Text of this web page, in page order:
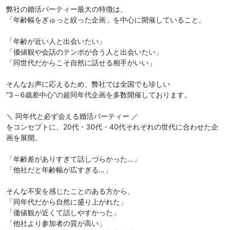
弊社の婚活パーティー最大の特徴は、
「年齢幅をぎゅっと絞った企画」を中心に開催していること。
「年齢が近い人と出会いたい」
「価値観や会話のテンポが合う人と出会いたい」
「同世代だからこそ自然に話せる相手がいい」
そんなお声に応えるため、弊社では全国でも珍しい
“3～6歳差中心”の超同年代企画を多数開催しております。
＼ 同年代と必ず会える婚活パーティー ／
をコンセプトに、20代・30代・40代それぞれの世代に合わせた企
画を展開。
「年齢差がありすぎて話しづらかった…」
「他社だと年齢幅が広すぎる…」
そんな不安を感じたことのある方から、
「同年代だから自然に盛り上がれた」
「価値観が近くて話しやすかった」
「他社より参加者の質が高い」